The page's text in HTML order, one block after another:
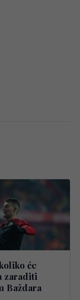
će
zaraditi
Baždara